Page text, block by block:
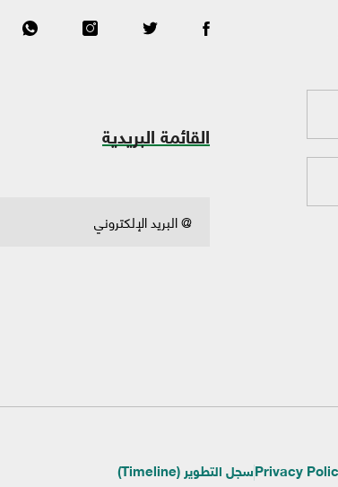
القائمة البريدية
سجل التطوير (Timeline)